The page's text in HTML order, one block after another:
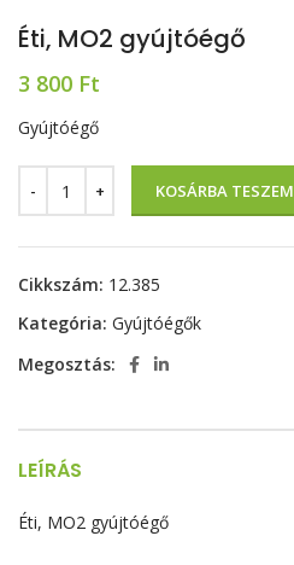
Éti, MO2 gyújtóégő
3 800 Ft
Gyújtóégő
KOSÁRBA TESZEM
Cikkszám: 12.385
Kategória: Gyújtóégők
Megosztás:
LEÍRÁS
Éti, MO2 gyújtóégő